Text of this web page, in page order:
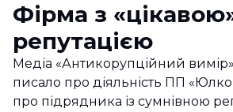
Фірма з
репутацією
Медіа «Антикорупційний
писало про діяльність ПП
про підрядника із сумнівною